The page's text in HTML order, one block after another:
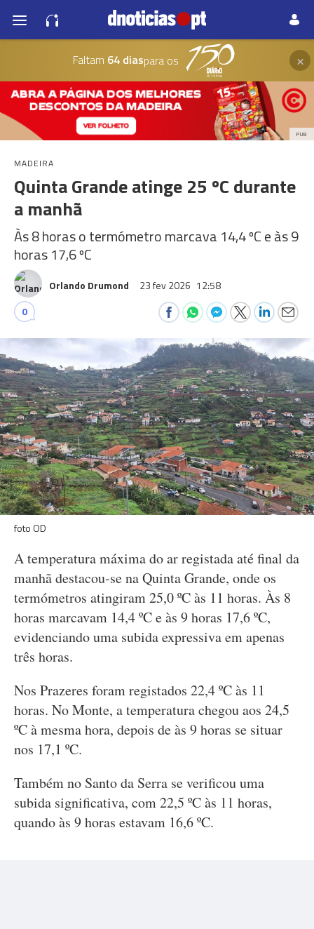
Faltam 64 diaspara os ×
PUB
MADEIRA
Quinta Grande atinge 25 ºC durante
a manhã
Às 8 horas o termómetro marcava 14,4 ºC e às 9
horas 17,6 ºC
Orlando Drumond 23 fev 2026 12:58
0
foto OD
A temperatura máxima do ar registada até final da
manhã destacou-se na Quinta Grande, onde os
termómetros atingiram 25,0 ºC às 11 horas. Às 8
horas marcavam 14,4 ºC e às 9 horas 17,6 ºC,
evidenciando uma subida expressiva em apenas
três horas.
Nos Prazeres foram registados 22,4 ºC às 11
horas. No Monte, a temperatura chegou aos 24,5
ºC à mesma hora, depois de às 9 horas se situar
nos 17,1 ºC.
Também no Santo da Serra se verificou uma
subida significativa, com 22,5 ºC às 11 horas,
quando às 9 horas estavam 16,6 ºC.